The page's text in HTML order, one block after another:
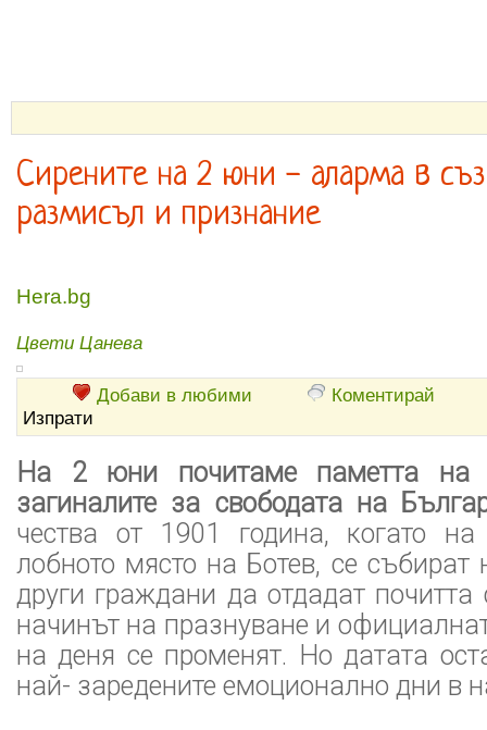
Сирените на 2 юни - аларма в
размисъл и признание
Hera.bg
Цвети Цанева
Добави в любими
Коментирай
Изпрати
На 2 юни почитаме паметта на
загиналите за свободата на
чества от 1901 година, когато
лобното място на Ботев, се събират
други граждани да отдадат почитта
начинът на празнуване и
на деня се променят. Но датата
най- заредените емоционално дни в